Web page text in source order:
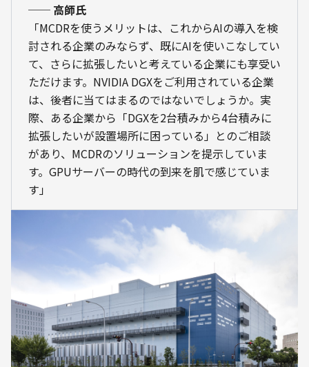
── 高師氏
「MCDRを使うメリットは、これからAIの導入を検
討される企業のみならず、既にAIを使いこなしてい
て、さらに拡張したいと考えている企業にも享受い
ただけます。NVIDIA DGXをご利用されている企業
は、後者に当てはまるのではないでしょうか。実
際、ある企業から「DGXを2台積みから4台積みに
拡張したいが設置場所に困っている」とのご相談
があり、MCDRのソリューションを提示していま
す。GPUサーバーの時代の到来を肌で感じていま
す」